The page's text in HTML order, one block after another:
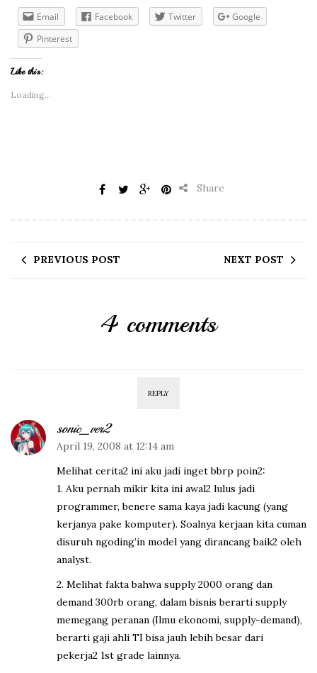
Email Facebook Twitter
Google
Pinterest
Like this:
Loading...
Share
PREVIOUS POST NEXT POST
4 comments
REPLY
sonic_ver2
April 19, 2008 at 12:14 am
Melihat cerita2 ini aku jadi inget bbrp poin2:
1. Aku pernah mikir kita ini awal2 lulus jadi
programmer, benere sama kaya jadi kacung (yang
kerjanya pake komputer). Soalnya kerjaan kita cuman
disuruh ngoding’in model yang dirancang baik2 oleh
analyst.
2. Melihat fakta bahwa supply 2000 orang dan
demand 300rb orang, dalam bisnis berarti supply
memegang peranan (Ilmu ekonomi, supply-demand),
berarti gaji ahli TI bisa jauh lebih besar dari
pekerja2 1st grade lainnya.